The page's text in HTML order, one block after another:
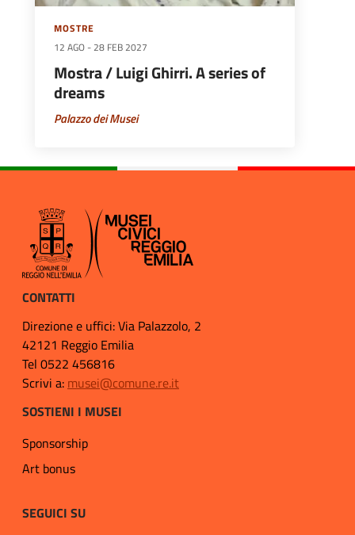
MOSTRE
12 AGO -28 FEB 2027
Mostra / Luigi Ghirri. A series of
dreams
Palazzo dei Musei
CONTATTI
Direzione e uffici: Via Palazzolo, 2
42121 Reggio Emilia
Tel 0522 456816
Scrivi a: musei@comune.re.it
SOSTIENI I MUSEI
Sponsorship
Art bonus
SEGUICI SU